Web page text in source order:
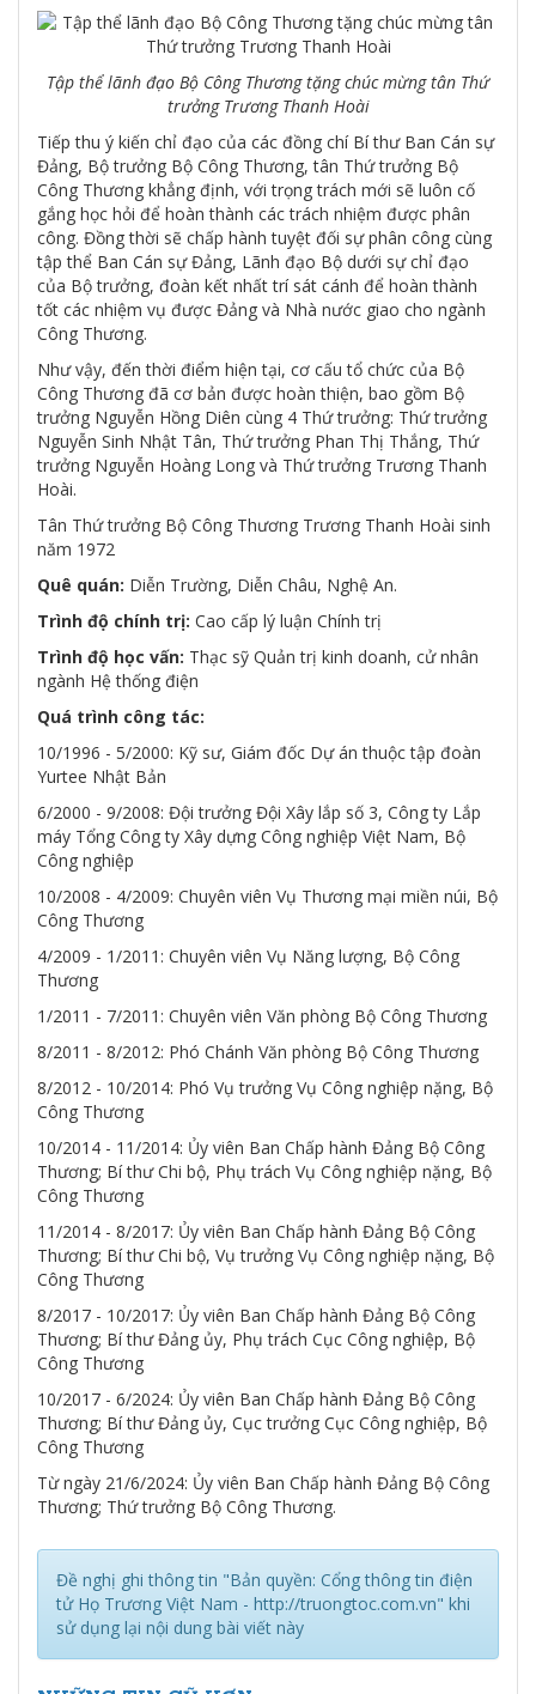
Tập thể lãnh đạo Bộ Công Thương tặng chúc mừng tân Thứ
trưởng Trương Thanh Hoài
Tiếp thu ý kiến chỉ đạo của các đồng chí Bí thư Ban Cán sự
Đảng, Bộ trưởng Bộ Công Thương, tân Thứ trưởng Bộ
Công Thương khẳng định, với trọng trách mới sẽ luôn cố
gắng học hỏi để hoàn thành các trách nhiệm được phân
công. Đồng thời sẽ chấp hành tuyệt đối sự phân công cùng
tập thể Ban Cán sự Đảng, Lãnh đạo Bộ dưới sự chỉ đạo
của Bộ trưởng, đoàn kết nhất trí sát cánh để hoàn thành
tốt các nhiệm vụ được Đảng và Nhà nước giao cho ngành
Công Thương.
Như vậy, đến thời điểm hiện tại, cơ cấu tổ chức của Bộ
Công Thương đã cơ bản được hoàn thiện, bao gồm Bộ
trưởng Nguyễn Hồng Diên cùng 4 Thứ trưởng: Thứ trưởng
Nguyễn Sinh Nhật Tân, Thứ trưởng Phan Thị Thắng, Thứ
trưởng Nguyễn Hoàng Long và Thứ trưởng Trương Thanh
Hoài.
Tân Thứ trưởng Bộ Công Thương Trương Thanh Hoài sinh
năm 1972
Quê quán: Diễn Trường, Diễn Châu, Nghệ An.
Trình độ chính trị: Cao cấp lý luận Chính trị
Trình độ học vấn: Thạc sỹ Quản trị kinh doanh, cử nhân
ngành Hệ thống điện
Quá trình công tác:
10/1996 - 5/2000: Kỹ sư, Giám đốc Dự án thuộc tập đoàn
Yurtee Nhật Bản
6/2000 - 9/2008: Đội trưởng Đội Xây lắp số 3, Công ty Lắp
máy Tổng Công ty Xây dựng Công nghiệp Việt Nam, Bộ
Công nghiệp
10/2008 - 4/2009: Chuyên viên Vụ Thương mại miền núi, Bộ
Công Thương
4/2009 - 1/2011: Chuyên viên Vụ Năng lượng, Bộ Công
Thương
1/2011 - 7/2011: Chuyên viên Văn phòng Bộ Công Thương
8/2011 - 8/2012: Phó Chánh Văn phòng Bộ Công Thương
8/2012 - 10/2014: Phó Vụ trưởng Vụ Công nghiệp nặng, Bộ
Công Thương
10/2014 - 11/2014: Ủy viên Ban Chấp hành Đảng Bộ Công
Thương; Bí thư Chi bộ, Phụ trách Vụ Công nghiệp nặng, Bộ
Công Thương
11/2014 - 8/2017: Ủy viên Ban Chấp hành Đảng Bộ Công
Thương; Bí thư Chi bộ, Vụ trưởng Vụ Công nghiệp nặng, Bộ
Công Thương
8/2017 - 10/2017: Ủy viên Ban Chấp hành Đảng Bộ Công
Thương; Bí thư Đảng ủy, Phụ trách Cục Công nghiệp, Bộ
Công Thương
10/2017 - 6/2024: Ủy viên Ban Chấp hành Đảng Bộ Công
Thương; Bí thư Đảng ủy, Cục trưởng Cục Công nghiệp, Bộ
Công Thương
Từ ngày 21/6/2024: Ủy viên Ban Chấp hành Đảng Bộ Công
Thương; Thứ trưởng Bộ Công Thương.
Đề nghị ghi thông tin "Bản quyền: Cổng thông tin điện
tử Họ Trương Việt Nam - http://truongtoc.com.vn" khi
sử dụng lại nội dung bài viết này